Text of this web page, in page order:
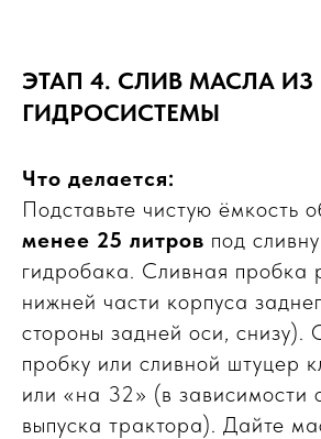
ЭТАП 4. СЛИВ МАСЛА ИЗ
ГИДРОСИСТЕМЫ
Что делается:
Подставьте чистую ёмкость
менее 25 литров под
гидробака. Сливная пробка
нижней части корпуса
стороны задней оси, снизу).
пробку или сливной штуцер
или «на 32» (в зависимости
выпуска трактора). Дайте